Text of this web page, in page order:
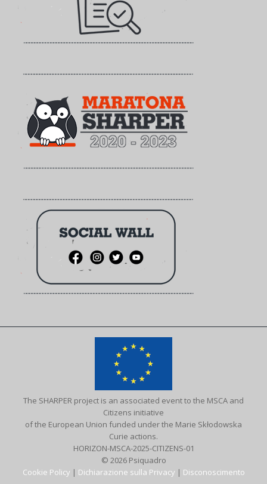
The SHARPER project is an associated event to the MSCA and
Citizens initiative
of the European Union funded under the Marie Skłodowska
Curie actions.
HORIZON-MSCA-2025-CITIZENS-01
© 2026 Psiquadro
Cookie Policy | Dichiarazione sulla Privacy | Disconoscimento